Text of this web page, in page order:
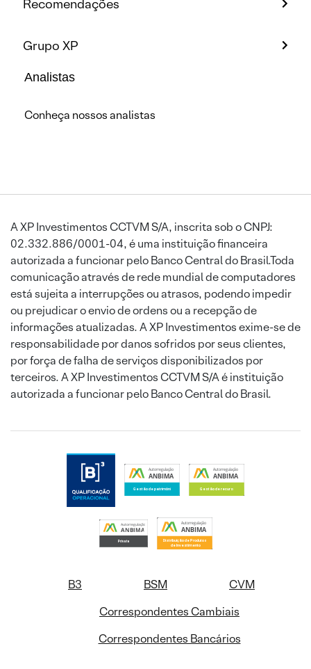
Recomendações
Grupo XP
Analistas
Conheça nossos analistas
A XP Investimentos CCTVM S/A, inscrita sob o CNPJ:
02.332.886/0001-04, é uma instituição financeira
autorizada a funcionar pelo Banco Central do Brasil.Toda
comunicação através de rede mundial de computadores
está sujeita a interrupções ou atrasos, podendo impedir
ou prejudicar o envio de ordens ou a recepção de
informações atualizadas. A XP Investimentos exime-se de
responsabilidade por danos sofridos por seus clientes,
por força de falha de serviços disponibilizados por
terceiros. A XP Investimentos CCTVM S/A é instituição
autorizada a funcionar pelo Banco Central do Brasil.
B3 BSM
CVM
Correspondentes Cambiais
Correspondentes Bancários